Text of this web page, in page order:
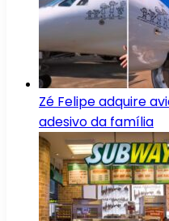
Zé Felipe adquire
adesivo da família